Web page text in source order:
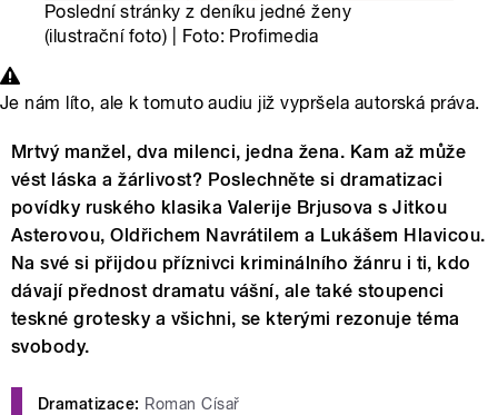
Poslední stránky z deníku jedné ženy
(ilustrační foto) | Foto: Profimedia
Je nám líto, ale k tomuto audiu již vypršela autorská práva.
Mrtvý manžel, dva milenci, jedna žena. Kam až může
vést láska a žárlivost? Poslechněte si dramatizaci
povídky ruského klasika Valerije Brjusova s Jitkou
Asterovou, Oldřichem Navrátilem a Lukášem Hlavicou.
Na své si přijdou příznivci kriminálního žánru i ti, kdo
dávají přednost dramatu vášní, ale také stoupenci
teskné grotesky a všichni, se kterými rezonuje téma
svobody.
Dramatizace: Roman Císař